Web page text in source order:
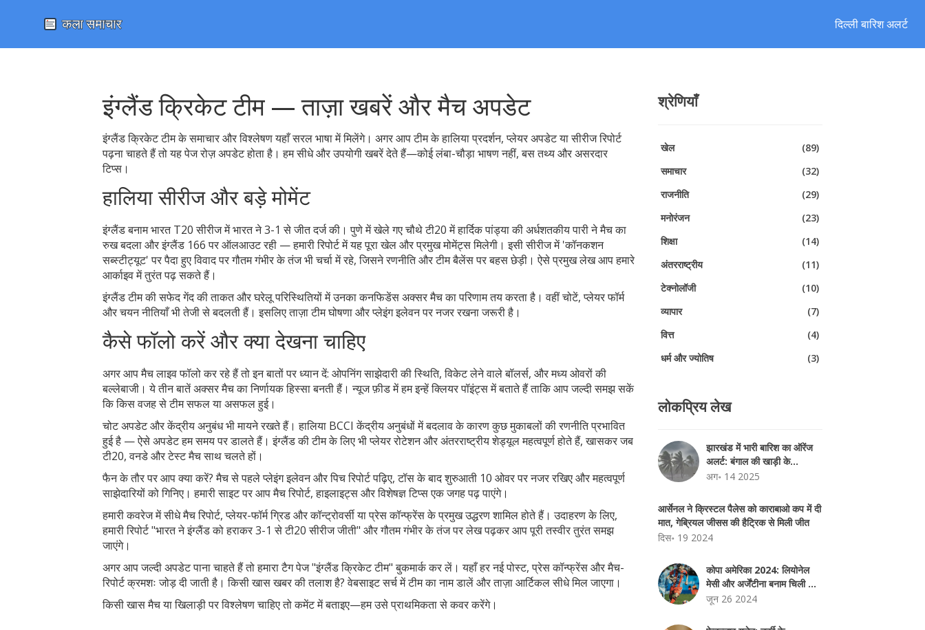
दिल्ली बारिश अलर्ट
इंग्लैंड क्रिकेट टीम — ताज़ा खबरें और मैच अपडेट
इंग्लैंड क्रिकेट टीम के समाचार और विश्लेषण यहाँ सरल भाषा में मिलेंगे। अगर आप टीम के हालिया प्रदर्शन, प्लेयर अपडेट या सीरीज रिपोर्ट
पढ़ना चाहते हैं तो यह पेज रोज़ अपडेट होता है। हम सीधे और उपयोगी खबरें देते हैं—कोई लंबा-चौड़ा भाषण नहीं, बस तथ्य और असरदार
टिप्स।
हालिया सीरीज और बड़े मोमेंट
इंग्लैंड बनाम भारत T20 सीरीज में भारत ने 3-1 से जीत दर्ज की। पुणे में खेले गए चौथे टी20 में हार्दिक पांड्या की अर्धशतकीय पारी ने मैच का
रुख बदला और इंग्लैंड 166 पर ऑलआउट रही — हमारी रिपोर्ट में यह पूरा खेल और प्रमुख मोमेंट्स मिलेगी। इसी सीरीज में 'कॉनकशन
सब्स्टीट्यूट' पर पैदा हुए विवाद पर गौतम गंभीर के तंज भी चर्चा में रहे, जिसने रणनीति और टीम बैलेंस पर बहस छेड़ी। ऐसे प्रमुख लेख आप हमारे
आर्काइव में तुरंत पढ़ सकते हैं।
इंग्लैंड टीम की सफेद गेंद की ताकत और घरेलू परिस्थितियों में उनका कनफिडेंस अक्सर मैच का परिणाम तय करता है। वहीं चोटें, प्लेयर फॉर्म
और चयन नीतियाँ भी तेजी से बदलती हैं। इसलिए ताज़ा टीम घोषणा और प्लेइंग इलेवन पर नजर रखना जरूरी है।
कैसे फॉलो करें और क्या देखना चाहिए
अगर आप मैच लाइव फॉलो कर रहे हैं तो इन बातों पर ध्यान दें: ओपनिंग साझेदारी की स्थिति, विकेट लेने वाले बॉलर्स, और मध्य ओवरों की
बल्लेबाजी। ये तीन बातें अक्सर मैच का निर्णायक हिस्सा बनती हैं। न्यूज फ़ीड में हम इन्हें क्लियर पॉइंट्स में बताते हैं ताकि आप जल्दी समझ सकें
कि किस वजह से टीम सफल या असफल हुई।
चोट अपडेट और केंद्रीय अनुबंध भी मायने रखते हैं। हालिया BCCI केंद्रीय अनुबंधों में बदलाव के कारण कुछ मुकाबलों की रणनीति प्रभावित
हुई है — ऐसे अपडेट हम समय पर डालते हैं। इंग्लैंड की टीम के लिए भी प्लेयर रोटेशन और अंतरराष्ट्रीय शेड्यूल महत्वपूर्ण होते हैं, खासकर जब
टी20, वनडे और टेस्ट मैच साथ चलते हों।
फैन के तौर पर आप क्या करें? मैच से पहले प्लेइंग इलेवन और पिच रिपोर्ट पढ़िए, टॉस के बाद शुरुआती 10 ओवर पर नजर रखिए और महत्वपूर्ण
साझेदारियों को गिनिए। हमारी साइट पर आप मैच रिपोर्ट, हाइलाइट्स और विशेषज्ञ टिप्स एक जगह पढ़ पाएंगे।
हमारी कवरेज में सीधे मैच रिपोर्ट, प्लेयर-फॉर्म ग्रिड और कॉन्ट्रोवर्सी या प्रेस कॉन्फ्रेंस के प्रमुख उद्धरण शामिल होते हैं। उदाहरण के लिए,
हमारी रिपोर्ट "भारत ने इंग्लैंड को हराकर 3-1 से टी20 सीरीज जीती" और गौतम गंभीर के तंज पर लेख पढ़कर आप पूरी तस्वीर तुरंत समझ
जाएंगे।
अगर आप जल्दी अपडेट पाना चाहते हैं तो हमारा टैग पेज "इंग्लैंड क्रिकेट टीम" बुकमार्क कर लें। यहाँ हर नई पोस्ट, प्रेस कॉन्फ्रेंस और मैच-
रिपोर्ट क्रमशः जोड़ दी जाती है। किसी खास खबर की तलाश है? वेबसाइट सर्च में टीम का नाम डालें और ताज़ा आर्टिकल सीधे मिल जाएगा।
किसी खास मैच या खिलाड़ी पर विश्लेषण चाहिए तो कमेंट में बताइए—हम उसे प्राथमिकता से कवर करेंगे।
श्रेणियाँ
खेल
(89)
समाचार
(32)
राजनीति
(29)
मनोरंजन
(23)
शिक्षा
(14)
अंतरराष्ट्रीय
(11)
टेक्नोलॉजी
(10)
व्यापार
(7)
वित्त
(4)
धर्म और ज्योतिष
(3)
लोकप्रिय लेख
झारखंड में भारी बारिश का ऑरेंज
अलर्ट: बंगाल की खाड़ी के
चक्रवात से बढ़ा खतरा
अग॰ 14 2025
आर्सेनल ने क्रिस्टल पैलेस को काराबाओ कप में दी
मात, गेब्रियल जीसस की हैट्रिक से मिली जीत
दिस॰ 19 2024
कोपा अमेरिका 2024: लियोनेल
मेसी और अर्जेंटीना बनाम चिली का
महा-मुकाबला मेटलाइफ स्टेडियम में
जून 26 2024